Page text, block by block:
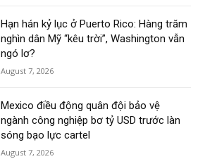
Hạn hán kỷ lục ở Puerto Rico: Hàng trăm
nghìn dân Mỹ “kêu trời”, Washington vẫn
ngó lơ?
August 7, 2026
Mexico điều động quân đội bảo vệ
ngành công nghiệp bơ tỷ USD trước làn
sóng bạo lực cartel
August 7, 2026